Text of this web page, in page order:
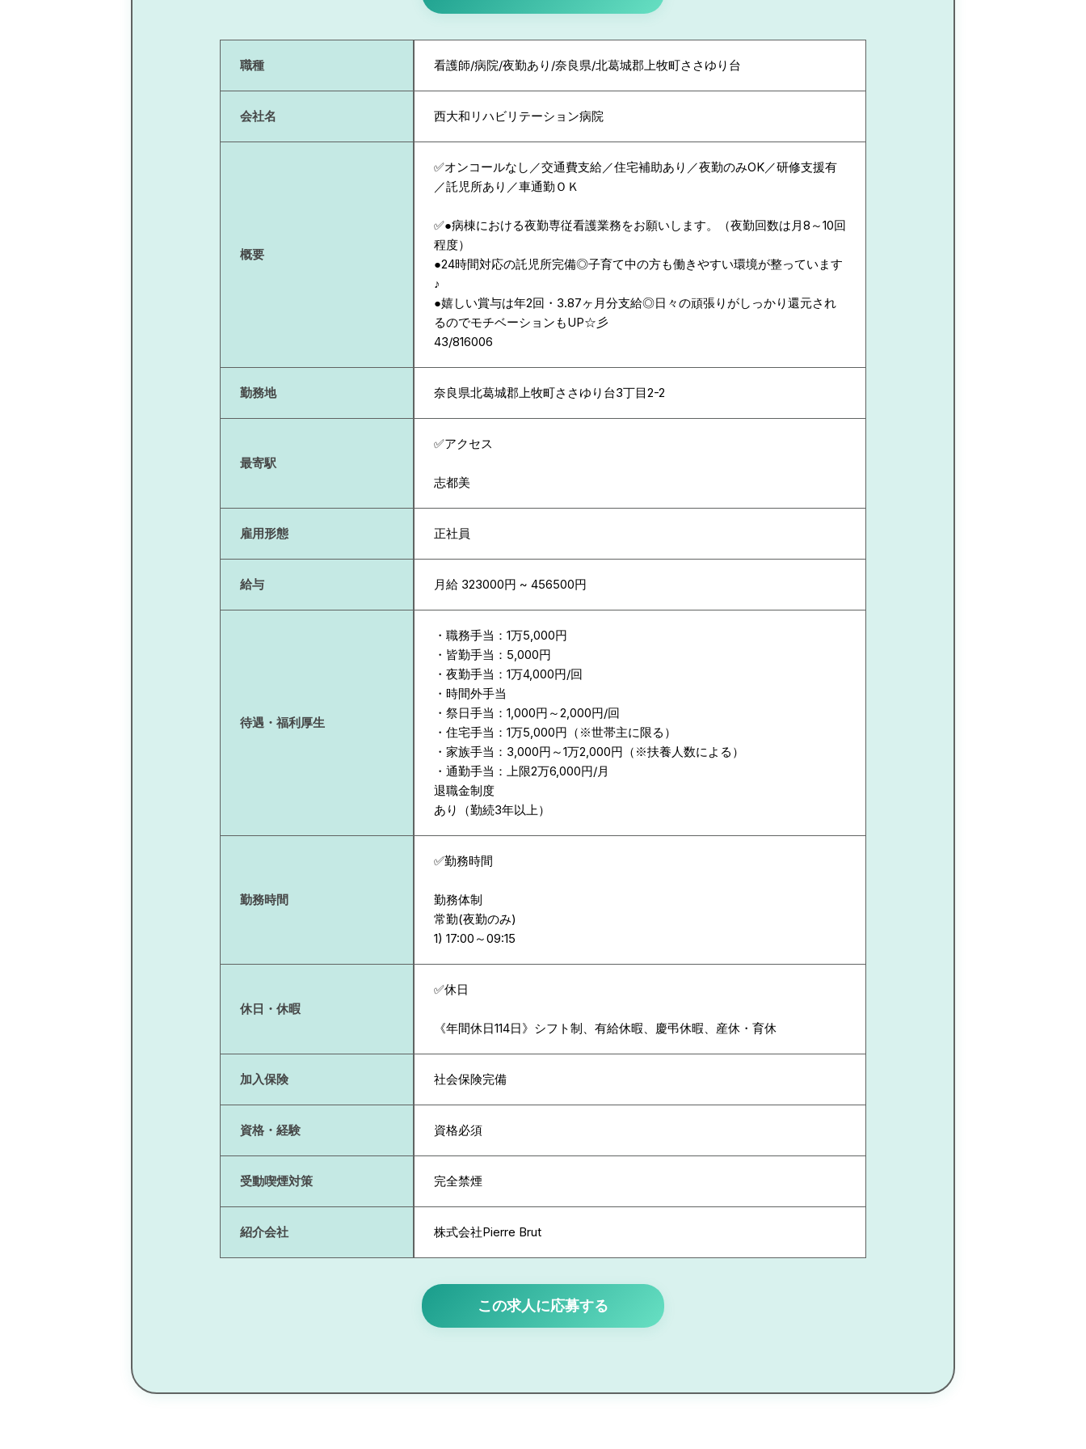
職種 看護師/病院/夜勤あり/奈良県/北葛城郡上牧町ささゆり台
会社名 西大和リハビリテーション病院
概要
✅オンコールなし／交通費支給／住宅補助あり／夜勤のみOK／研修支援有
／託児所あり／車通勤ＯＫ
✅●病棟における夜勤専従看護業務をお願いします。（夜勤回数は月8～10回
程度）
●24時間対応の託児所完備◎子育て中の方も働きやすい環境が整っています
♪
●嬉しい賞与は年2回・3.87ヶ月分支給◎日々の頑張りがしっかり還元され
るのでモチベーションもUP☆彡
43/816006
勤務地 奈良県北葛城郡上牧町ささゆり台3丁目2-2
最寄駅
✅アクセス
志都美
雇用形態 正社員
給与 月給 323000円 ~ 456500円
待遇・福利厚生
・職務手当：1万5,000円
・皆勤手当：5,000円
・夜勤手当：1万4,000円/回
・時間外手当
・祭日手当：1,000円～2,000円/回
・住宅手当：1万5,000円（※世帯主に限る）
・家族手当：3,000円～1万2,000円（※扶養人数による）
・通勤手当：上限2万6,000円/月
退職金制度
あり（勤続3年以上）
勤務時間
✅勤務時間
勤務体制
常勤(夜勤のみ)
休日・休暇
✅休日
《年間休日114日》シフト制、有給休暇、慶弔休暇、産休・育休
加入保険 社会保険完備
資格・経験 資格必須
受動喫煙対策 完全禁煙
紹介会社 株式会社Pierre Brut
この求人に応募する